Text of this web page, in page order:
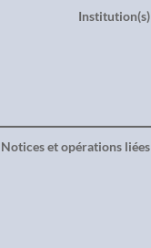
Institution(s)
Notices et opérations liées